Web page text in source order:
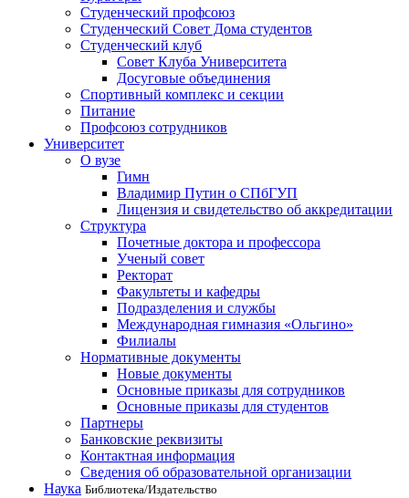
Студенческий профсоюз
Студенческий Совет Дома студентов
Студенческий клуб
Совет Клуба Университета
Досуговые объединения
Спортивный комплекс и секции
Питание
Профсоюз сотрудников
Университет
О вузе
Гимн
Владимир Путин о СПбГУП
Лицензия и свидетельство об аккредитации
Структура
Почетные доктора и профессора
Ученый совет
Ректорат
Факультеты и кафедры
Подразделения и службы
Международная гимназия «Ольгино»
Филиалы
Нормативные документы
Новые документы
Основные приказы для сотрудников
Основные приказы для студентов
Партнеры
Банковские реквизиты
Контактная информация
Сведения об образовательной организации
Наука Библиотека/Издательство